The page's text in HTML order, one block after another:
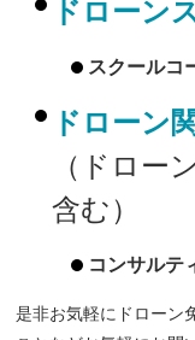
ドローン
スクールコ
ドローン
（ドロー
含む）
コンサルテ
是非お気軽にドローン